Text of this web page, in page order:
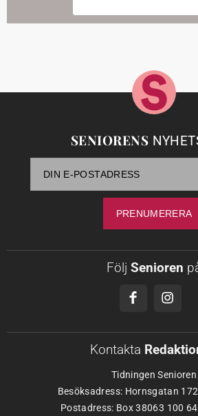
SENIORENS
Följ Senioren
Kontakta
Tidningen Senioren
Besöksadress: Hornsgatan
Postadress: Box 38063 100